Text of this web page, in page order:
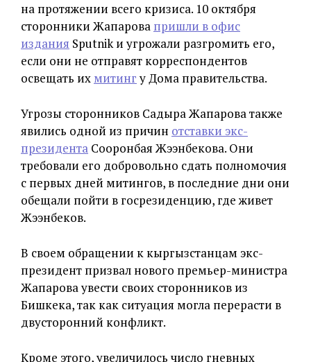
на протяжении всего кризиса. 10 октября
сторонники Жапарова пришли в офис
издания Sputnik и угрожали разгромить его,
если они не отправят корреспондентов
освещать их митингу Дома правительства.
Угрозы сторонников Садыра Жапарова также
явились одной из причин отставки экс-
президента Сооронбая Жээнбекова. Они
требовали его добровольно сдать полномочия
с первых дней митингов, в последние дни они
обещали пойти в госрезиденцию, где живет
Жээнбеков.
В своем обращении к кыргызстанцам экс-
президент призвал нового премьер-министра
Жапарова увести своих сторонников из
Бишкека, так как ситуация могла перерасти в
двусторонний конфликт.
Кроме этого, увеличилось число гневных